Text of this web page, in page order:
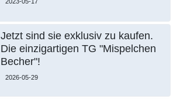
Jetzt sind sie exklusiv zu kaufen.
Die einzigartigen TG "Mispelchen
Becher"!
2026-05-29